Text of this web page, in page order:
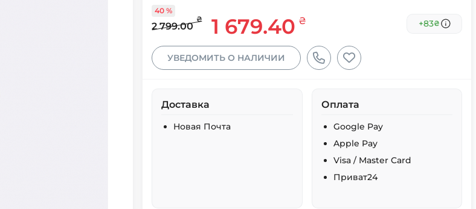
2 799.00
₴ 1 679.40 ₴
40 %
+83₴
УВЕДОМИТЬ О НАЛИЧИИ
Доставка
Новая Почта
Оплата
Google Pay
Apple Pay
Visa / Master Card
Приват24